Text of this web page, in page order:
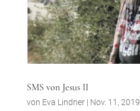
SMS von Jesus II
von Eva Lindner| Nov. 11, 2019